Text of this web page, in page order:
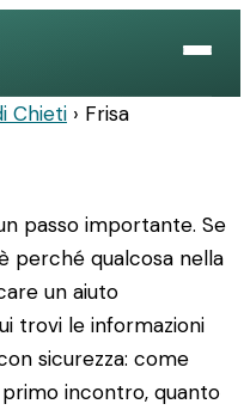
Chieti › Frisa
passo importante. Se
perché qualcosa nella
un aiuto
trovi le informazioni
sicurezza: come
incontro, quanto